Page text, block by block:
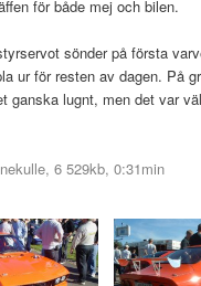
för både mej och bilen.
sönder på första
ur för resten av dagen. På
ganska lugnt, men det var
6 529kb, 0:31min